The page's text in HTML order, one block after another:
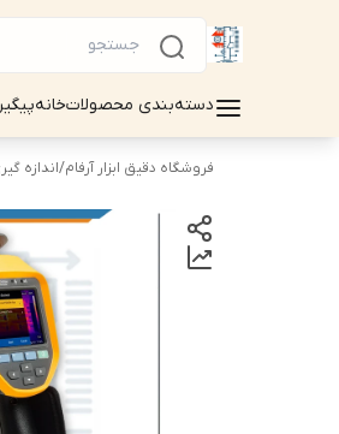
دسته‌بندی محصولاتخانه
فروشگاه دقیق ابزار آرفام/اندازه